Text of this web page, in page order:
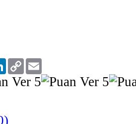
LinkedIn
Copy
Link